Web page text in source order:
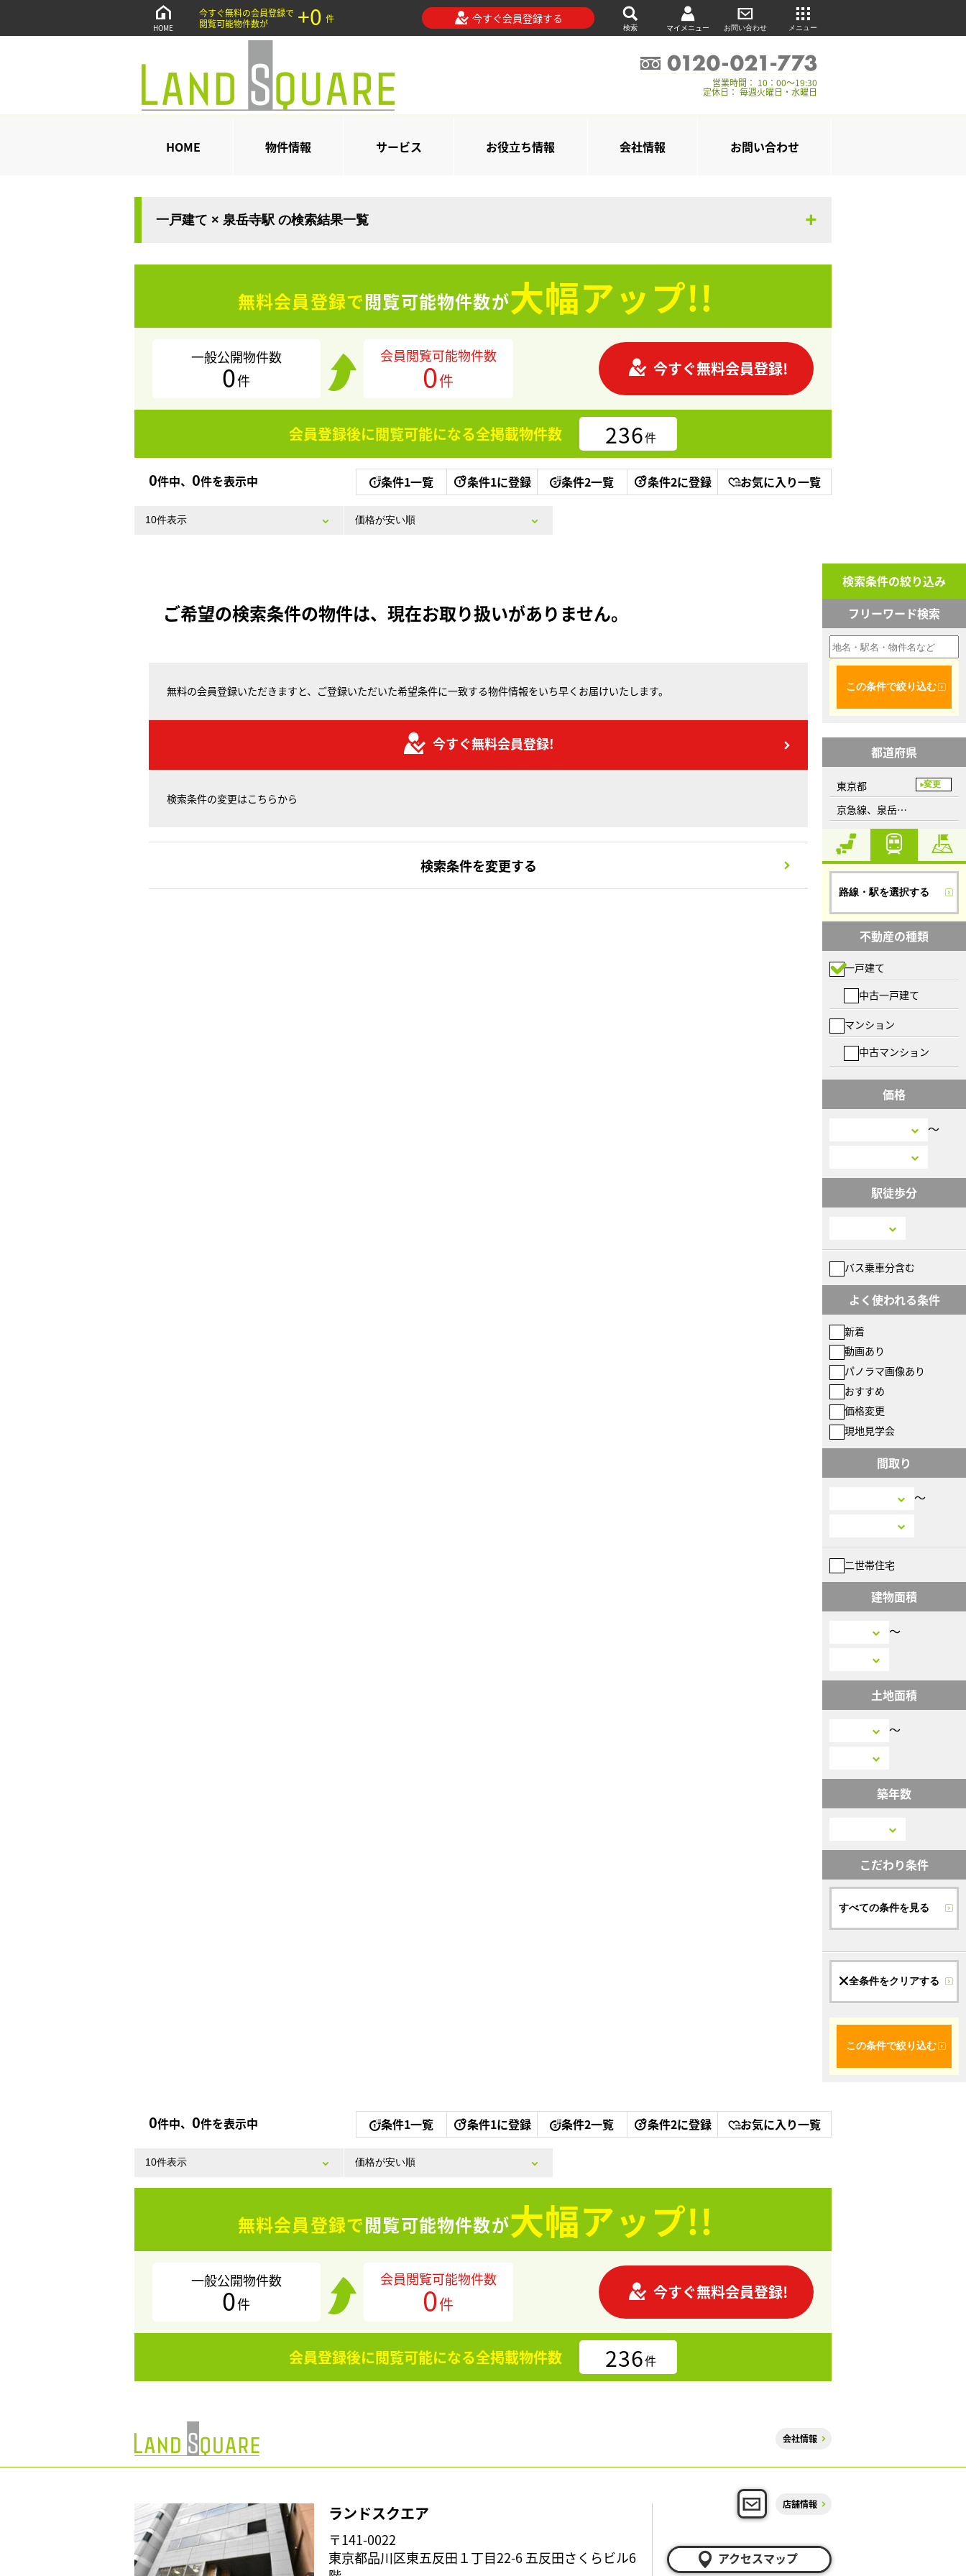
HOME
今すぐ無料の会員登録で
閲覧可能物件数が
+0 件 今すぐ会員登録する
検索 マイメニュー お問い合わせ メニュー
営業時間： 10：00～19:30
定休日： 毎週火曜日・水曜日
HOME 物件情報 サービス お役立ち情報 会社情報 お問い合わせ
一戸建て × 泉岳寺駅 の検索結果一覧
無料会員登録で閲覧可能物件数が大幅アップ!!
一般公開物件数
0件
会員閲覧可能物件数
0件
今すぐ無料会員登録!
会員登録後に閲覧可能になる全掲載物件数 236件
0件中、 0件を表示中 条件1一覧 条件1に登録 条件2一覧 条件2に登録 お気に入り一覧
ご希望の検索条件の物件は、現在お取り扱いがありません。
無料の会員登録いただきますと、ご登録いただいた希望条件に一致する物件情報をいち早くお届けいたします。
今すぐ無料会員登録!
検索条件の変更はこちらから
検索条件を変更する
検索条件の絞り込み
フリーワード検索
この条件で絞り込む
都道府県
東京都 変更
京急線、泉岳寺駅
路線・駅を選択する
不動産の種類
一戸建て
中古一戸建て
マンション
中古マンション
価格
〜
駅徒歩分
バス乗車分含む
よく使われる条件
新着
動画あり
パノラマ画像あり
おすすめ
価格変更
現地見学会
間取り
〜
二世帯住宅
建物面積
〜
土地面積
〜
築年数
こだわり条件
すべての条件を見る
全条件をクリアする
この条件で絞り込む
0件中、 0件を表示中 条件1一覧 条件1に登録 条件2一覧 条件2に登録 お気に入り一覧
無料会員登録で閲覧可能物件数が大幅アップ!!
一般公開物件数
0件
会員閲覧可能物件数
0件
今すぐ無料会員登録!
会員登録後に閲覧可能になる全掲載物件数 236件
会社情報
ランドスクエア
〒141-0022
東京都品川区東五反田１丁目22-6 五反田さくらビル6
店舗情報
アクセスマップ